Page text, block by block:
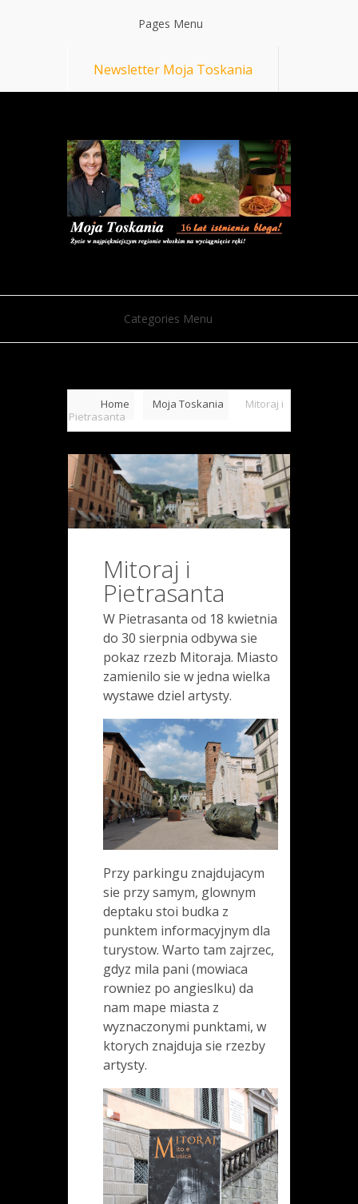
Pages Menu
Newsletter Moja Toskania
Categories Menu
Home Moja Toskania
Mitoraj i
Pietrasanta
Mitoraj i
Pietrasanta
W Pietrasanta od 18 kwietnia
do 30 sierpnia odbywa sie
pokaz rzezb Mitoraja. Miasto
zamienilo sie w jedna wielka
wystawe dziel artysty.
Przy parkingu znajdujacym
sie przy samym, glownym
deptaku stoi budka z
punktem informacyjnym dla
turystow. Warto tam zajrzec,
gdyz mila pani (mowiaca
rowniez po angieslku) da
nam mape miasta z
wyznaczonymi punktami, w
ktorych znajduja sie rzezby
artysty.